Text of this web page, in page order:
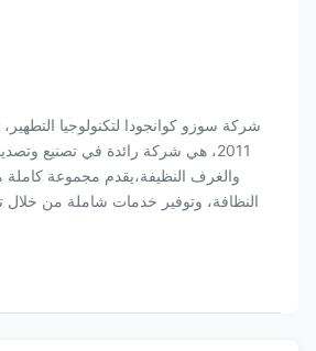
والغرف النظيفة،يقدم مجموعة
النظافة، وتوفير خدمات شاملة من خلال